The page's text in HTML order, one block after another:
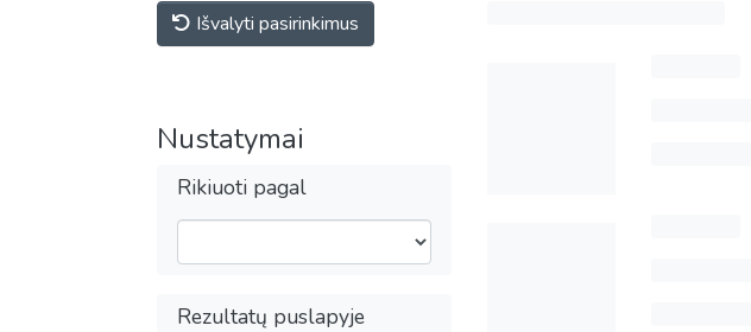
Išvalyti pasirinkimus
Nustatymai
Rikiuoti pagal
Rezultatų puslapyje